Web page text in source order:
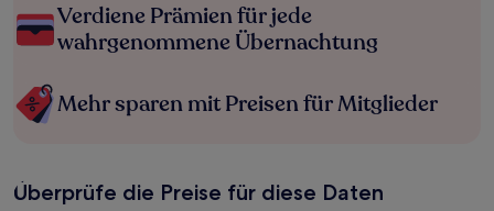
Verdiene Prämien für jede
wahrgenommene Übernachtung
Mehr sparen mit Preisen für Mitglieder
Überprüfe die Preise für diese Daten